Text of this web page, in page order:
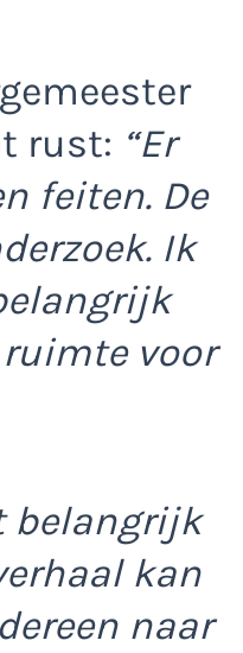
rust: “Er
feiten. De
Ik
voor
belangrijk
kan
naar